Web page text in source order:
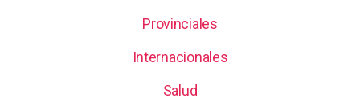
Provinciales
Internacionales
Salud